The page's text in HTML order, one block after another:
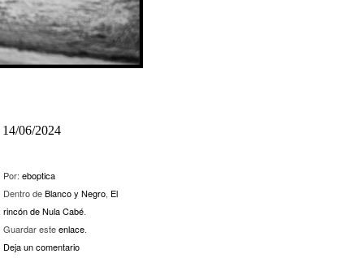
14/06/2024
Por: eboptica
Dentro deBlanco y Negro, El
rincón de Nula Cabé.
Guardar esteenlace.
Deja un comentario